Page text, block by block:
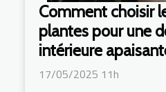
Comment choisir
plantes pour une
intérieure
17/05/2025 11h